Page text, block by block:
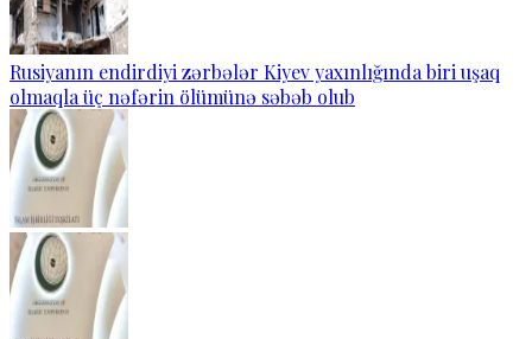
Rusiyanın endirdiyi zərbələr Kiyev yaxınlığında biri uşaq
olmaqla üç nəfərin ölümünə səbəb olub